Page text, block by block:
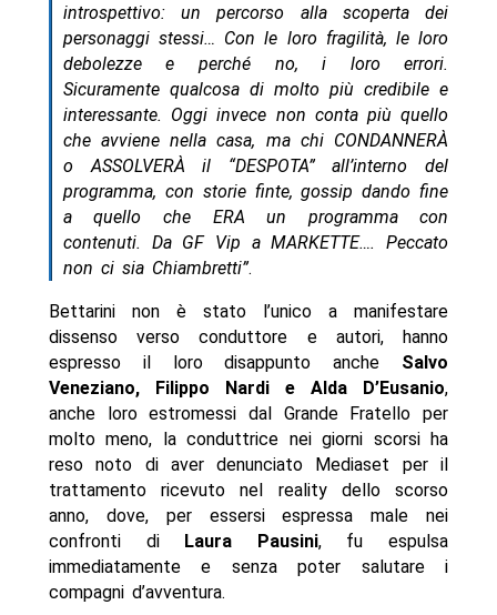
introspettivo: un percorso alla scoperta dei
personaggi stessi… Con le loro fragilità, le loro
debolezze e perché no, i loro errori.
Sicuramente qualcosa di molto più credibile e
interessante. Oggi invece non conta più quello
che avviene nella casa, ma chi CONDANNERÀ
o ASSOLVERÀ il “DESPOTA” all’interno del
programma, con storie finte, gossip dando fine
a quello che ERA un programma con
contenuti. Da GF Vip a MARKETTE…. Peccato
non ci sia Chiambretti”.
Bettarini non è stato l’unico a manifestare
dissenso verso conduttore e autori, hanno
espresso il loro disappunto anche Salvo
Veneziano, Filippo Nardi e Alda D’Eusanio,
anche loro estromessi dal Grande Fratello per
molto meno, la conduttrice nei giorni scorsi ha
reso noto di aver denunciato Mediaset per il
trattamento ricevuto nel reality dello scorso
anno, dove, per essersi espressa male nei
confronti di Laura Pausini, fu espulsa
immediatamente e senza poter salutare i
compagni d’avventura.